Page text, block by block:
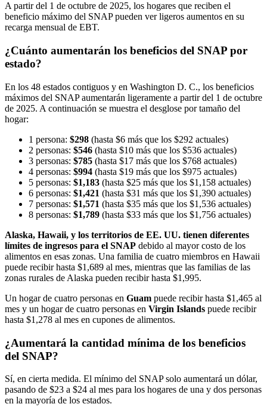
A partir del 1 de octubre de 2025, los hogares que reciben el
beneficio máximo del SNAP pueden ver ligeros aumentos en su
recarga mensual de EBT.
¿Cuánto aumentarán los beneficios del SNAP por
estado?
En los 48 estados contiguos y en Washington D. C., los beneficios
máximos del SNAP aumentarán ligeramente a partir del 1 de octubre
de 2025. A continuación se muestra el desglose por tamaño del
hogar:
1 persona: $298 (hasta $6 más que los $292 actuales)
2 personas: $546 (hasta $10 más que los $536 actuales)
3 personas: $785 (hasta $17 más que los $768 actuales)
4 personas: $994 (hasta $19 más que los $975 actuales)
5 personas: $1,183 (hasta $25 más que los $1,158 actuales)
6 personas: $1,421 (hasta $31 más que los $1,390 actuales)
7 personas: $1,571 (hasta $35 más que los $1,536 actuales)
8 personas: $1,789 (hasta $33 más que los $1,756 actuales)
Alaska, Hawaii, y los territorios de EE. UU. tienen diferentes
límites de ingresos para el SNAP debido al mayor costo de los
alimentos en esas zonas. Una familia de cuatro miembros en Hawaii
puede recibir hasta $1,689 al mes, mientras que las familias de las
zonas rurales de Alaska pueden recibir hasta $1,995.
Un hogar de cuatro personas en Guam puede recibir hasta $1,465 al
mes y un hogar de cuatro personas en Virgin Islands puede recibir
hasta $1,278 al mes en cupones de alimentos.
¿Aumentará la cantidad mínima de los beneficios
del SNAP?
Sí, en cierta medida. El mínimo del SNAP solo aumentará un dólar,
pasando de $23 a $24 al mes para los hogares de una y dos personas
en la mayoría de los estados.